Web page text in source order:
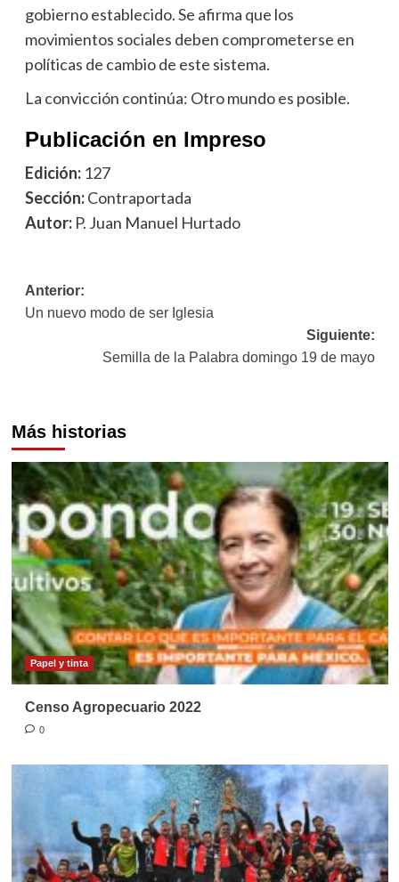
gobierno establecido. Se afirma que los
movimientos sociales deben comprometerse en
políticas de cambio de este sistema.
La convicción continúa: Otro mundo es posible.
Publicación en Impreso
Edición:127
Sección:Contraportada
Autor:P. Juan Manuel Hurtado
Navegación
de
entradas
Anterior:
Un nuevo modo de ser Iglesia
Siguiente:
Semilla de la Palabra domingo 19 de mayo
Más historias
Papel y tinta
Censo Agropecuario 2022
0